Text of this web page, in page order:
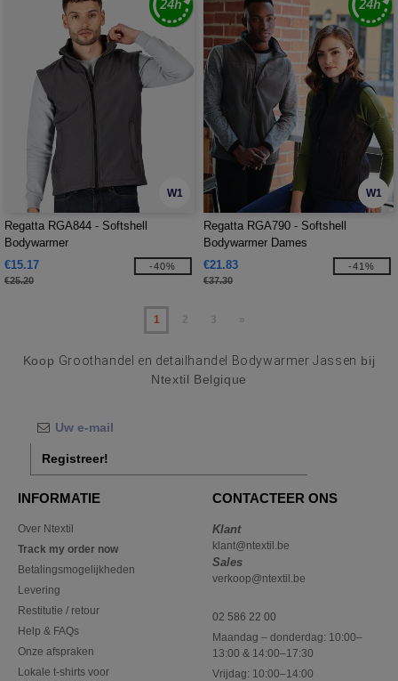
W1
Regatta RGA844 - Softshell
Bodywarmer
€15.17
€25.20
-40%
W1
Regatta RGA790 - Softshell
Bodywarmer Dames
€21.83
€37.30
-41%
1 2 3 »
Koop Groothandel en detailhandel Bodywarmer Jassen bij
Ntextil Belgique
Registreer!
INFORMATIE
Over Ntextil
Track my order now
Betalingsmogelijkheden
Levering
Restitutie / retour
Help & FAQs
Onze afspraken
Lokale t-shirts voor
CONTACTEER ONS
Klant
klant@ntextil.be
Sales
verkoop@ntextil.be
02 586 22 00
Maandag – donderdag: 10:00–
13:00 & 14:00–17:30
Vrijdag: 10:00–14:00